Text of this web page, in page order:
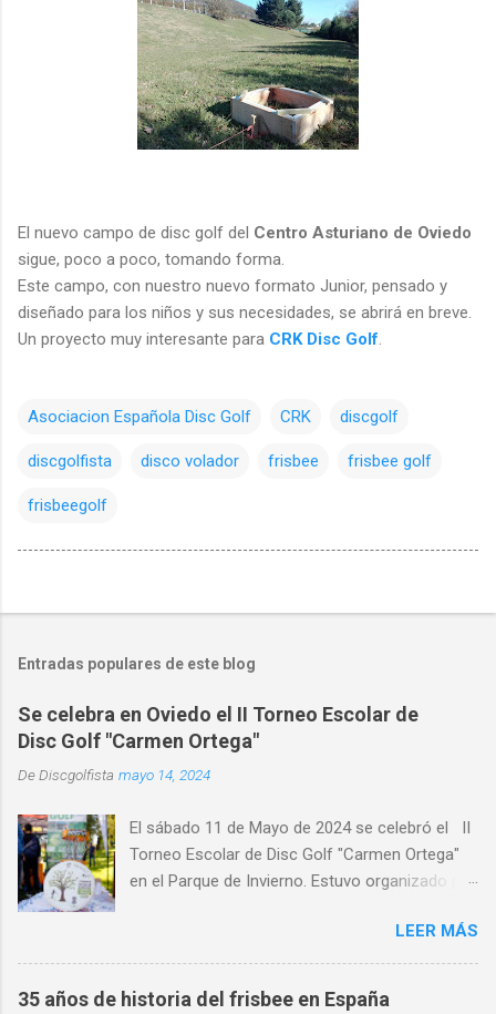
El nuevo campo de disc golf del Centro Asturiano de Oviedo
sigue, poco a poco, tomando forma.
Este campo, con nuestro nuevo formato Junior, pensado y
diseñado para los niños y sus necesidades, se abrirá en breve.
Un proyecto muy interesante para CRK Disc Golf
Asociacion Española Disc Golf CRK discgolf
discgolfista disco volador frisbee frisbee golf
frisbeegolf
Entradas populares de este blog
Se celebra en Oviedo el II Torneo Escolar de
Disc Golf "Carmen Ortega"
DeDiscgolfista mayo 14, 2024
El sábado 11 de Mayo de 2024 se celebró el II
Torneo Escolar de Disc Golf "Carmen Ortega"
en el Parque de Invierno. Estuvo organizado por
de CRK Disc Golf e INNOVA Discs y con la
participación de medio centenar de alumnos de
distintos centros de educativos de Asturias,
LEER MÁS
35 años de historia del frisbee en España